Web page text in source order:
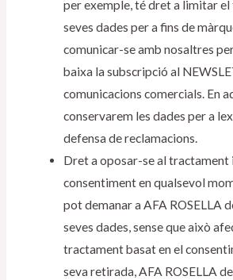
per exemple, té dret a limitar
seves dades per a fins de
comunicar-se amb nosaltres
baixa la subscripció al
comunicacions comercials. En
conservarem les dades per a
defensa de reclamacions.
Dret a oposar-se al tractament
consentiment en qualsevol
pot demanar a AFA ROSELLA
seves dades, sense que això
tractament basat en el
seva retirada, AFA ROSELLA